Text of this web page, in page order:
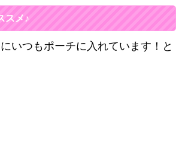
スメ♪
いつもポーチに入れています！と